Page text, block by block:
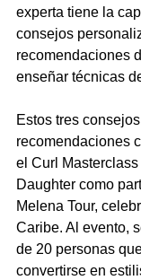
experta tiene la
consejos
recomendaciones
enseñar técnicas
Estos tres
recomendaciones
el Curl Masterclass
Daughter como
Melena Tour,
Caribe. Al evento,
de 20 personas
convertirse en